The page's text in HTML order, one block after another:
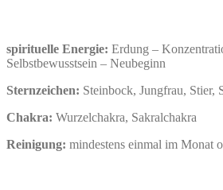
spirituelle Energie: Erdung –
Selbstbewusstsein – Neubeginn
Sternzeichen: Steinbock, Jungfrau, Stier,
Chakra: Wurzelchakra, Sakralchakra
Reinigung: mindestens einmal im Monat